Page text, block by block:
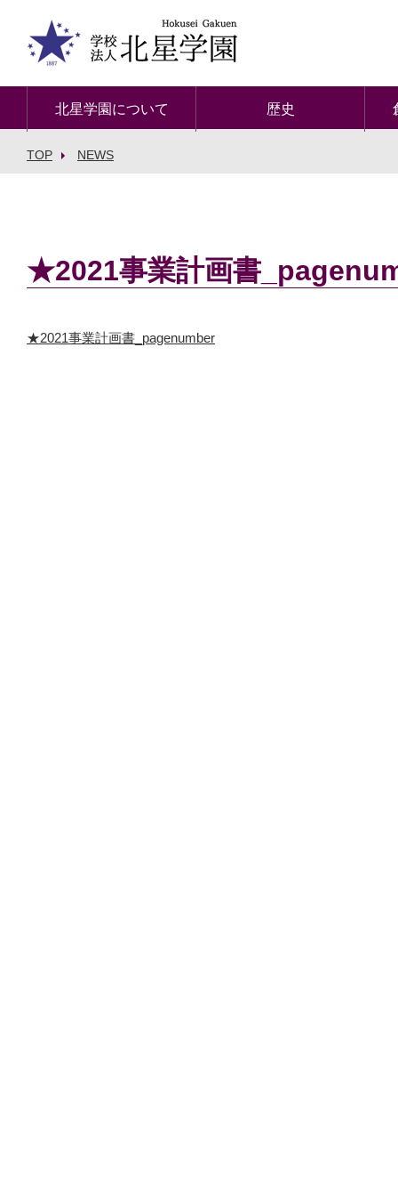
北星学園について 歴史
TOP NEWS
★2021事業計画書
★2021事業計画書_pagenumber